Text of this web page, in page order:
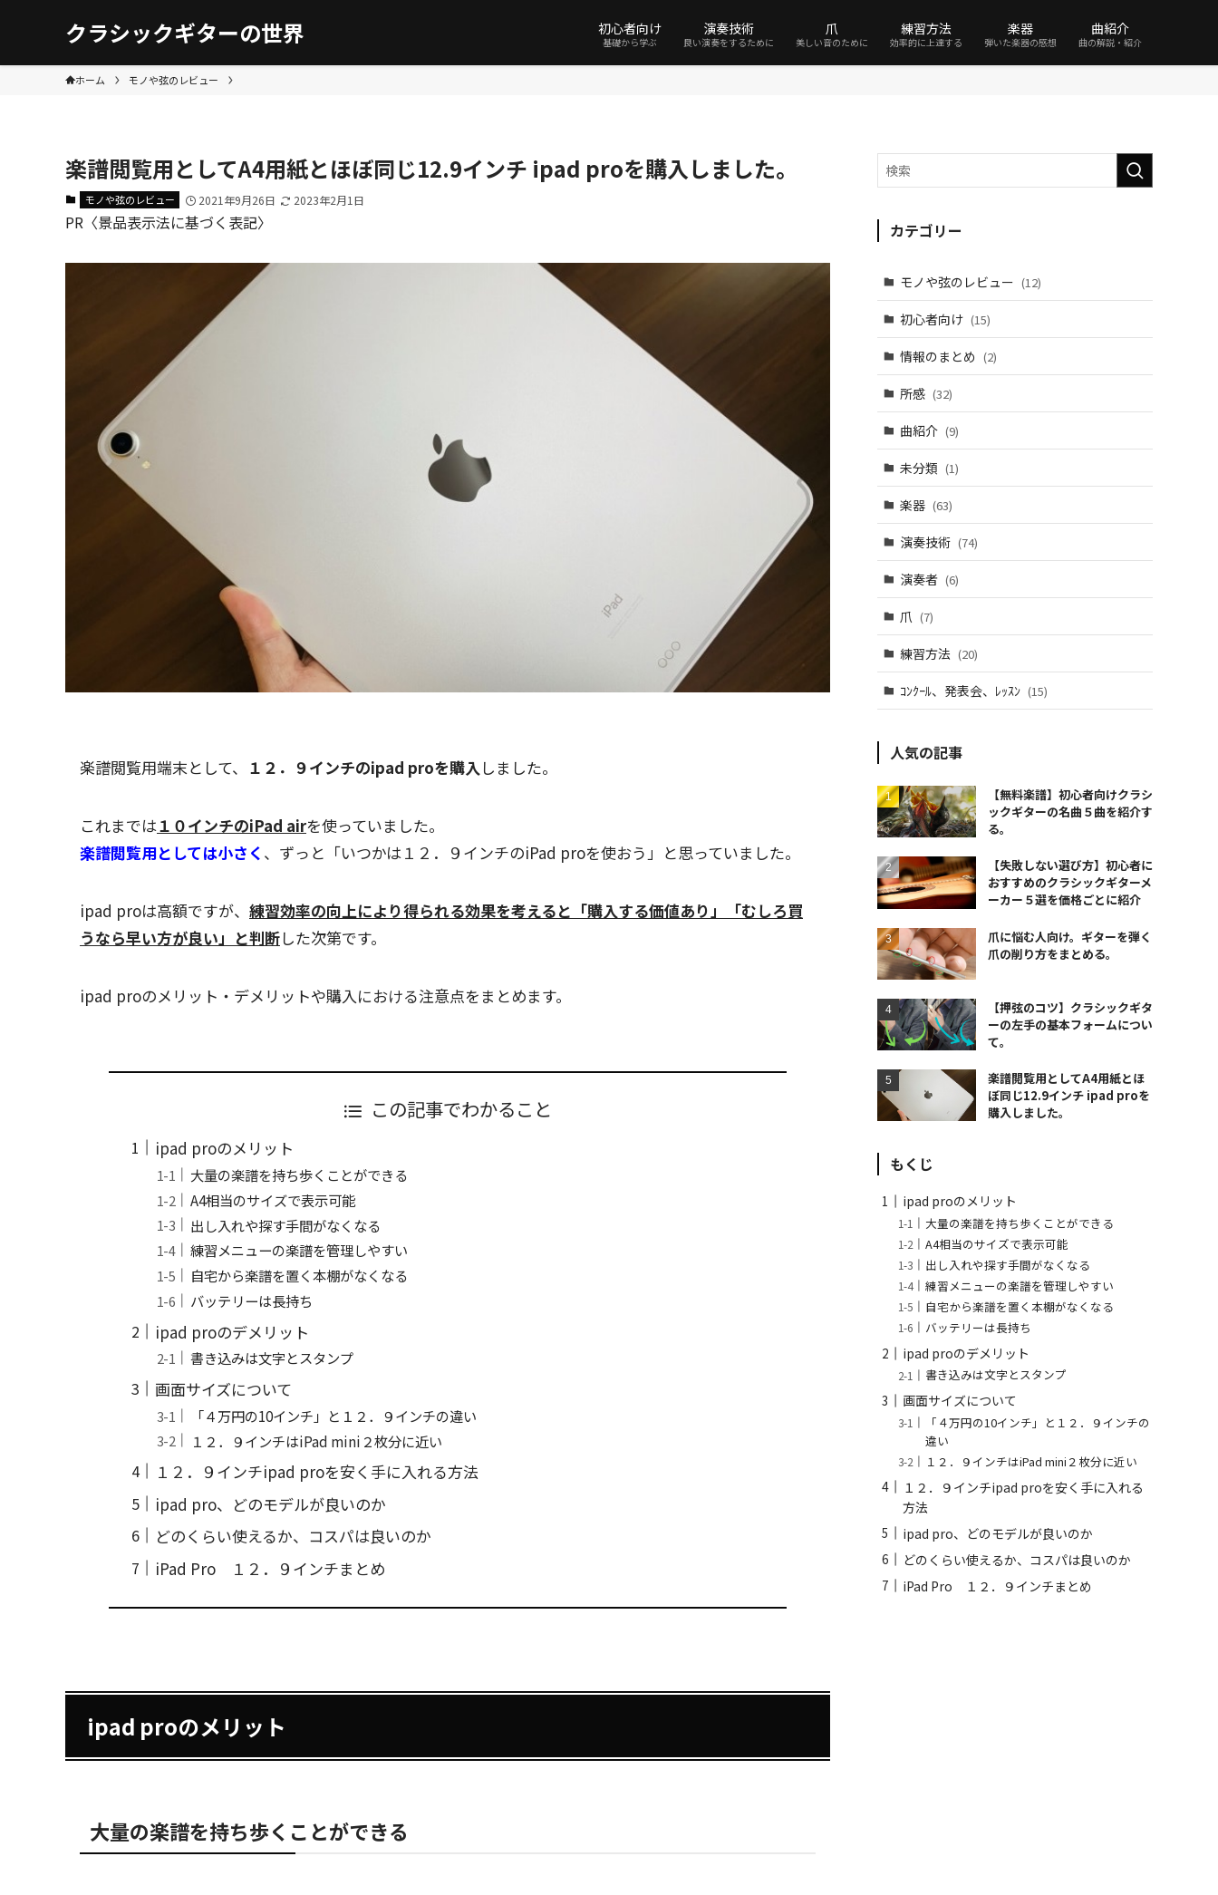
クラシックギターの世界 初心者向け
基礎から学ぶ
演奏技術
良い演奏をするために
爪
美しい音のために
練習方法
効率的に上達する
楽器
弾いた楽器の感想
曲紹介
曲の解説・紹介
ホーム モノや弦のレビュー
楽譜閲覧用としてA4用紙とほぼ同じ12.9インチ ipad proを購入しました。
モノや弦のレビュー 2021年9月26日 2023年2月1日
PR〈景品表示法に基づく表記〉
楽譜閲覧用端末として、 １２．９インチのipad proを購入 しました。
これまでは１０インチのiPad airを使っていました。
楽譜閲覧用としては小さく 、ずっと「いつかは１２．９インチのiPad proを使おう」と思っていました。
ipad proは高額ですが、 練習効率の向上により得られる効果を考えると「購入する価値あり」「むしろ買
うなら早い方が良い」と判断した次第です。
ipad proのメリット・デメリットや購入における注意点をまとめます。
この記事でわかること
ipad proのメリット
大量の楽譜を持ち歩くことができる
A4相当のサイズで表示可能
出し入れや探す手間がなくなる
練習メニューの楽譜を管理しやすい
自宅から楽譜を置く本棚がなくなる
バッテリーは長持ち
ipad proのデメリット
書き込みは文字とスタンプ
画面サイズについて
「４万円の10インチ」と１２．９インチの違い
１２．９インチはiPad mini２枚分に近い
１２．９インチipad proを安く手に入れる方法
ipad pro、どのモデルが良いのか
どのくらい使えるか、コスパは良いのか
iPad Pro １２．９インチまとめ
ipad proのメリット
大量の楽譜を持ち歩くことができる
カテゴリー
モノや弦のレビュー (12)
初心者向け (15)
情報のまとめ (2)
所感 (32)
曲紹介 (9)
未分類 (1)
楽器 (63)
演奏技術 (74)
演奏者 (6)
爪 (7)
練習方法 (20)
ｺﾝｸｰﾙ、発表会、ﾚｯｽﾝ (15)
人気の記事
【無料楽譜】初心者向けクラシ
ックギターの名曲５曲を紹介す
る。
【失敗しない選び方】初心者に
おすすめのクラシックギターメ
ーカー５選を価格ごとに紹介
爪に悩む人向け。ギターを弾く
爪の削り方をまとめる。
【押弦のコツ】クラシックギタ
ーの左手の基本フォームについ
て。
楽譜閲覧用としてA4用紙とほ
ぼ同じ12.9インチ ipad proを
購入しました。
もくじ
ipad proのメリット
大量の楽譜を持ち歩くことができる
A4相当のサイズで表示可能
出し入れや探す手間がなくなる
練習メニューの楽譜を管理しやすい
自宅から楽譜を置く本棚がなくなる
バッテリーは長持ち
ipad proのデメリット
書き込みは文字とスタンプ
画面サイズについて
「４万円の10インチ」と１２．９インチの
違い
１２．９インチはiPad mini２枚分に近い
１２．９インチipad proを安く手に入れる
方法
ipad pro、どのモデルが良いのか
どのくらい使えるか、コスパは良いのか
iPad Pro １２．９インチまとめ